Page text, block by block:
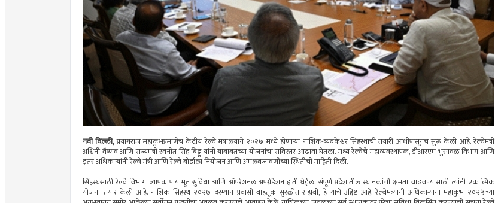
नवी दिल्ली,प्रयागराज महाकुंभप्रमाणेच केंद्रीय रेल्वे मंत्रालयाने २०२७ मध्ये होणाऱ्या नाशिक-त्र्यंबकेश्वर सिंहस्थाची तयारी आधीपासूनच सुरू केली आहे. रेल्वेमंत्री
अश्विनी वैष्णव आणि राज्यमंत्री रवनीत सिंह बिट्टू यांनी याबाबतच्या योजनांचा सविस्तर आढावा घेतला. मध्य रेल्वेचे महाव्यवस्थापक, डीआरएम भुसावळ विभाग आणि
इतर अधिकाऱ्यांनी रेल्वे मंत्री आणि रेल्वे बोर्डाला नियोजन आणि अंमलबजावणीच्या स्थितीची माहिती दिली.
सिंहस्थसाठी रेल्वे विभाग व्यापक पायाभूत सुविधा आणि ऑपरेशनल अपग्रेडेशन हाती घेईल. संपूर्ण प्रदेशातील स्थानकांची क्षमता वाढवण्यासाठी त्यांनी एकात्मिक
योजना तयार केली आहे. नाशिक सिंहस्थ २०२७ दरम्यान प्रवासी वाहतूक सुरळीत राहावी, हे याचे उद्दिष्ट आहे. रेल्वेमंत्र्यांनी अधिकाऱ्यांना महाकुंभ २०२५च्या